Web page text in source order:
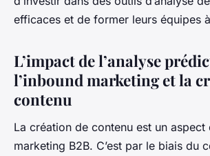
efficaces et de former leurs équipes
L’impact de l’analyse
l’inbound marketing et la
contenu
La création de contenu est un aspect
marketing B2B. C’est par le biais du